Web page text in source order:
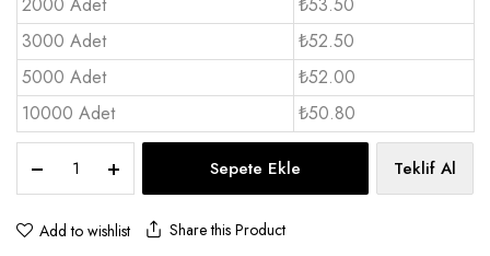
3000 Adet
₺52.50
5000 Adet
₺52.00
10000 Adet
₺50.80
Torbası
48x65
cm
Sepete Ekle Teklif Al
Add to wishlist Share this Product